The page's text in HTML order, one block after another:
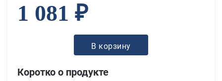
Коротко о продукте
1 081 ₽
В корзину